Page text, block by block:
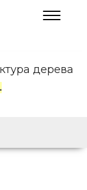
дерева